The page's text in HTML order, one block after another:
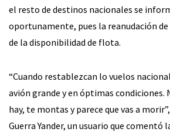
el resto de destinos nacionales se
oportunamente, pues la reanudación de
de la disponibilidad de flota.
“Cuando restablezcan lo vuelos
avión grande y en óptimas condiciones.
hay, te montas y parece que vas a
Guerra Yander, un usuario que comentó